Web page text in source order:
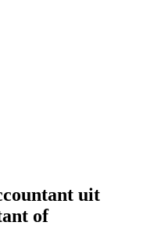
uit
of